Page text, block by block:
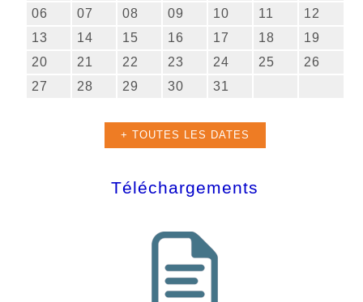
06
07 08 09 10 11
12
13
14 15 16 17 18
19
20
21 22 23 24 25
26
27
28 29 30 31
+ TOUTES LES DATES
Téléchargements